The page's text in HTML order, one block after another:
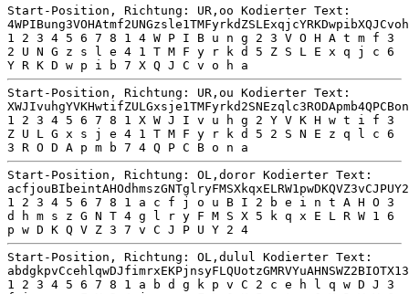
Start-Position, Richtung: UR,oo Kodierter Text:
1 2 3 4 5 6 7 8 1 4 W P I B u n g 2 3 V O H A t m f 3
2 U N G z s l e 4 1 T M F y r k d 5 Z S L E x q j c 6
Y R K D w p i b 7 X Q J C v o h a
Start-Position, Richtung: UR,ou Kodierter Text:
1 2 3 4 5 6 7 8 1 X W J I v u h g 2 Y V K H w t i f 3
Z U L G x s j e 4 1 T M F y r k d 5 2 S N E z q l c 6
3 R O D A p m b 7 4 Q P C B o n a
Start-Position, Richtung: OL,doror Kodierter Text:
1 2 3 4 5 6 7 8 1 a c f j o u B I 2 b e i n t A H O 3
d h m s z G N T 4 g l r y F M S X 5 k q x E L R W 1 6
p w D K Q V Z 3 7 v C J P U Y 2 4
Start-Position, Richtung: OL,dulul Kodierter Text:
1 2 3 4 5 6 7 8 1 a b d g k p v C 2 c e h l q w D J 3